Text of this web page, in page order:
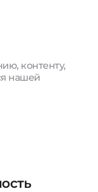
контенту,
нашей